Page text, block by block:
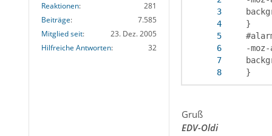
Reaktionen
281
Beiträge
7.585
Mitglied seit
23. Dez. 2005
Hilfreiche Antworten
32
    }
Gruß
EDV-Oldi